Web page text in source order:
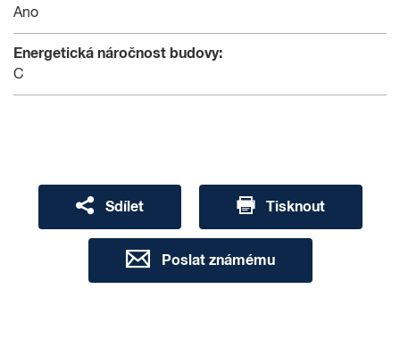
Ano
Energetická náročnost budovy:
C
Sdílet Tisknout
Poslat známému